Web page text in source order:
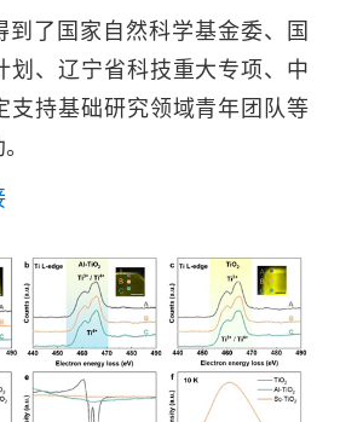
到了国家自然科学基金委、国
划、辽宁省科技重大专项、中
支持基础研究领域青年团队等